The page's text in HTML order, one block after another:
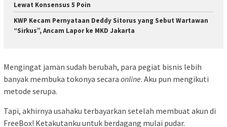
Lewat Konsensus 5 Poin
KWP Kecam Pernyataan Deddy Sitorus yang Sebut Wartawan
“Sirkus”, Ancam Lapor ke MKD Jakarta
Mengingat jaman sudah berubah, para pegiat bisnis lebih
banyak membuka tokonya secara online. Aku pun mengikuti
metode serupa.
Tapi, akhirnya usahaku terbayarkan setelah membuat akun di
FreeBox! Ketakutanku untuk berdagang mulai pudar.